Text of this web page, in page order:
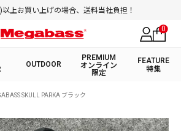
上お買い上げの場合、送料当社負担！
0
OUTDOOR
PREMIUM
オンライン
限定
FEATURE
特集
絞り込み検索
SKULL PARKA ブラック